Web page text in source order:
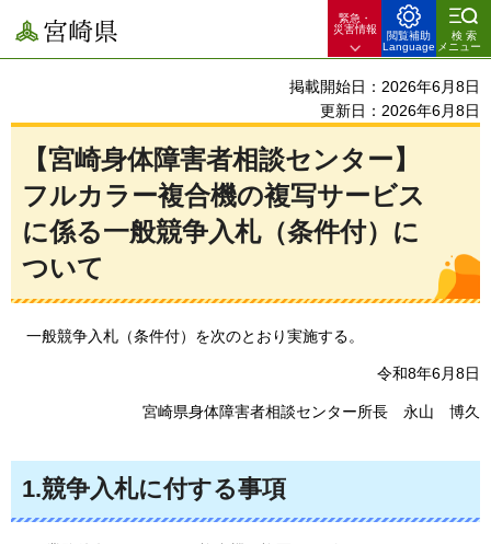
宮崎県
緊急・
災害情報
閲覧補助
Language
検索
メニュー
掲載開始日：2026年6月8日
更新日：2026年6月8日
【宮崎身体障害者相談センター】
フルカラー複合機の複写サービス
に係る一般競争入札（条件付）に
ついて
一般競争入札（条件付）を次のとおり実施する。
令和8年6月8日
宮崎県身体障害者相談センター所長 永山 博久
1.競争入札に付する事項